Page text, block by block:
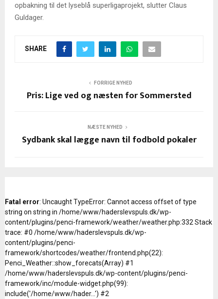
opbakning til det lyseblå superligaprojekt, slutter Claus
Guldager.
SHARE
FORRIGE NYHED
Pris: Lige ved og næsten for Sommersted
NÆSTE NYHED
Sydbank skal lægge navn til fodbold pokaler
Fatal error: Uncaught TypeError: Cannot access offset of type
string on string in /home/www/haderslevspuls.dk/wp-
content/plugins/penci-framework/weather/weather.php:332 Stack
trace: #0 /home/www/haderslevspuls.dk/wp-
content/plugins/penci-
framework/shortcodes/weather/frontend.php(22):
Penci_Weather::show_forecats(Array) #1
/home/www/haderslevspuls.dk/wp-content/plugins/penci-
framework/inc/module-widget.php(99):
include('/home/www/hader...') #2